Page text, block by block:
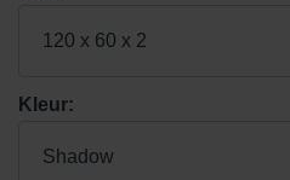
120 x 60 x 2
Kleur:
Shadow